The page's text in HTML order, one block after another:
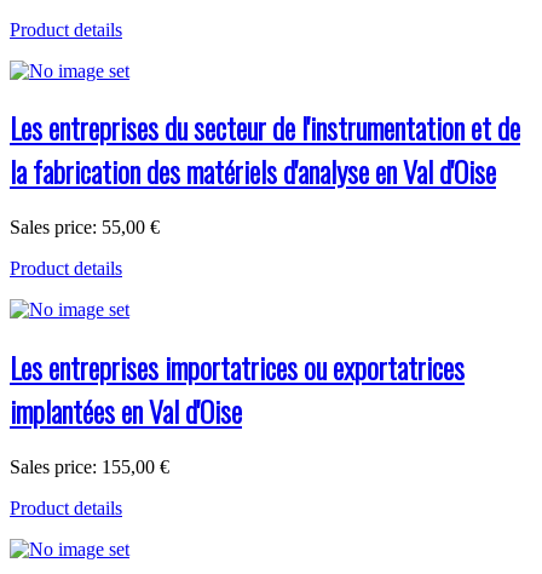
Product details
Les entreprises du secteur de l'instrumentation et de
la fabrication des matériels d'analyse en Val d'Oise
Sales price: 55,00 €
Product details
Les entreprises importatrices ou exportatrices
implantées en Val d'Oise
Sales price: 155,00 €
Product details